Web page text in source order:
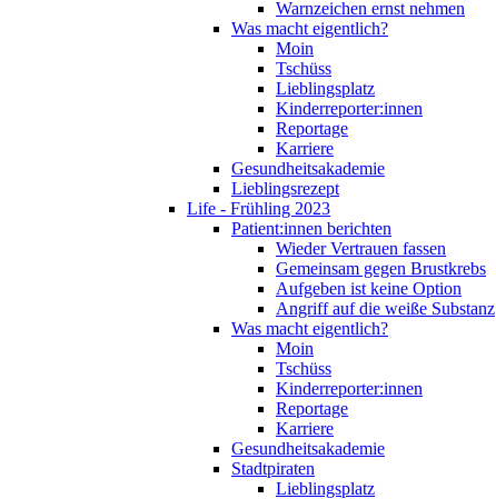
Warnzeichen ernst nehmen
Was macht eigentlich?
Moin
Tschüss
Lieblingsplatz
Kinderreporter:innen
Reportage
Karriere
Gesundheitsakademie
Lieblingsrezept
Life - Frühling 2023
Patient:innen berichten
Wieder Vertrauen fassen
Gemeinsam gegen Brustkrebs
Aufgeben ist keine Option
Angriff auf die weiße Substanz
Was macht eigentlich?
Moin
Tschüss
Kinderreporter:innen
Reportage
Karriere
Gesundheitsakademie
Stadtpiraten
Lieblingsplatz